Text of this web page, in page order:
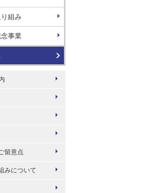
組み
事業
留意点
みについて